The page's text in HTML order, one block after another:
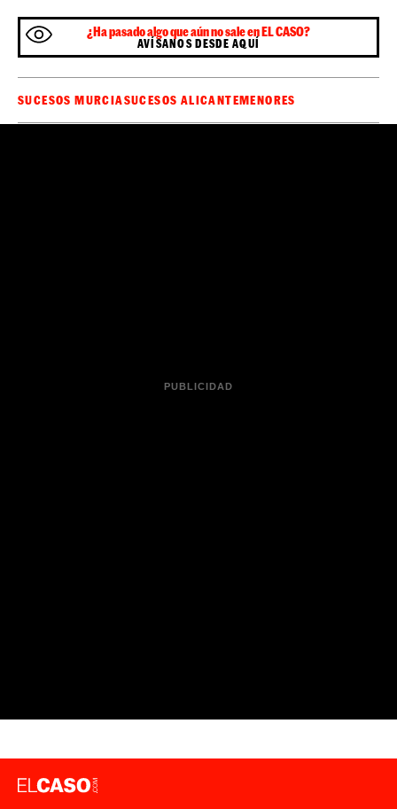
¿Ha pasado algo que aún no sale en EL CASO?
AVÍSANOS DESDE AQUÍ
SUCESOS MURCIASUCESOS ALICANTEMENORES